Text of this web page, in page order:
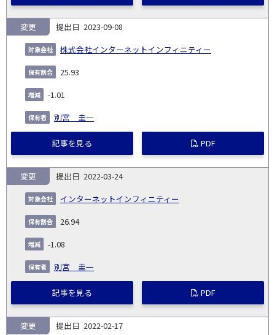
2023-09-08
株式会社インターネットインフィニティー
変更
25.93
-1.01
別宮 圭一
記事を見る PDF
2022-03-24
インターネットインフィニティー
変更
26.94
-1.08
別宮 圭一
記事を見る PDF
2022-02-17
変更